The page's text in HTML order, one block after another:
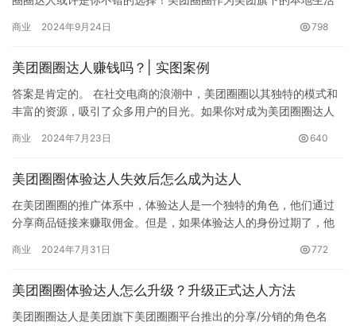
则可以…
商业 2024年9月24日 798
美团圈圈达人赚钱吗？| 实图案例
答案是肯定的。 在社交电商的浪潮中，美团圈圈以其独特的模式和
丰富的资源，吸引了众多用户的目光。如果你对成为美团圈圈达人
商业 2024年7月23日 640
美团圈圈体验达人失效后怎么成为达人
在美团圈圈的推广体系中，体验达人是一个独特的角色，他们通过
分享商品链接来赚取佣金。但是，如果体验达人的身份过期了，他
指南。…
商业 2024年7月31日 772
美团圈圈体验达人怎么升级？升级正式达人方法
美团圈圈达人是美团旗下美团圈圈平台推出的分享/分销的角色名